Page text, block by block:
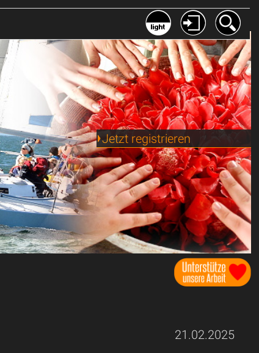
Jetzt registrieren
21.02.2025